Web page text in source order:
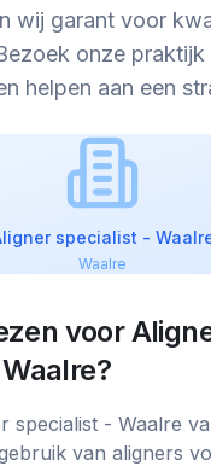
wij garant voor
onze praktijk
helpen aan een
specialist -
Waalre
voor
?
specialist - Waalre
van aligners